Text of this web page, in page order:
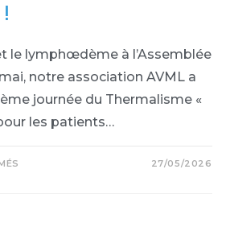
le lymphœdème à l’Assemblée
notre association AVML a
journée du Thermalisme «
les patients…
27/05/2026